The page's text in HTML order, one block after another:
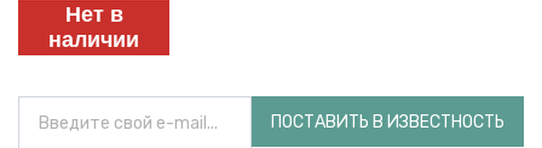
Нет в
наличии
ПОСТАВИТЬ В ИЗВЕСТНОСТЬ